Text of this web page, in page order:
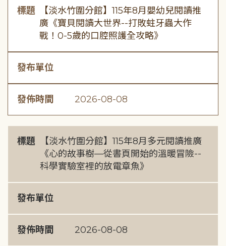
標題
【淡水竹圍分館】115年8月嬰幼兒閱讀推
廣《寶貝閱讀大世界--打敗蛀牙蟲大作
戰！0-5歲的口腔照護全攻略》
發布單位
發佈時間 2026-08-08
標題
【淡水竹圍分館】115年8月多元閱讀推廣
《心的故事樹—從書頁開始的溫暖冒險--
科學實驗室裡的放電章魚》
發布單位
發佈時間 2026-08-08